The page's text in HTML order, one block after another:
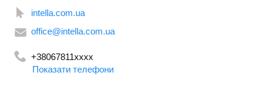
intella.com.ua
office@intella.com.ua
+38067811xxxx
+380958110252
Показати телефони